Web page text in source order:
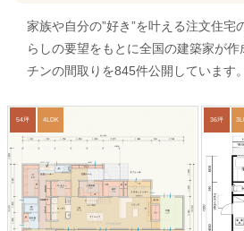
家族や自分の”好き”を叶える注文住宅
らしの要望をもとに全国の建築家が
チンの間取りを845件公開しています
54坪 4LDK 36坪